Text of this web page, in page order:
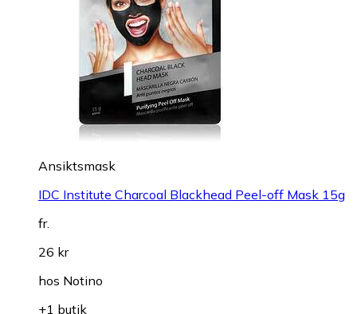
Ansiktsmask
IDC Institute Charcoal Blackhead Peel-off Mask 15g
fr.
26 kr
hos Notino
+1 butik